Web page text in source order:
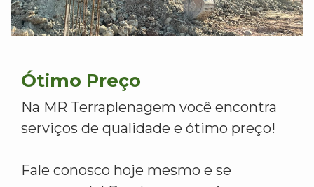
Ótimo Preço
Na MR Terraplenagem você encontra
serviços de qualidade e ótimo preço!
Fale conosco hoje mesmo e se